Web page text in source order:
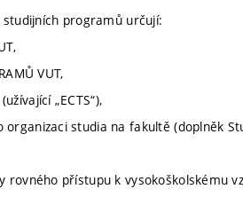
programů určují:
VUT,
„ECTS“),
organizaci studia na fakultě (doplněk
rovného přístupu k vysokoškolskému